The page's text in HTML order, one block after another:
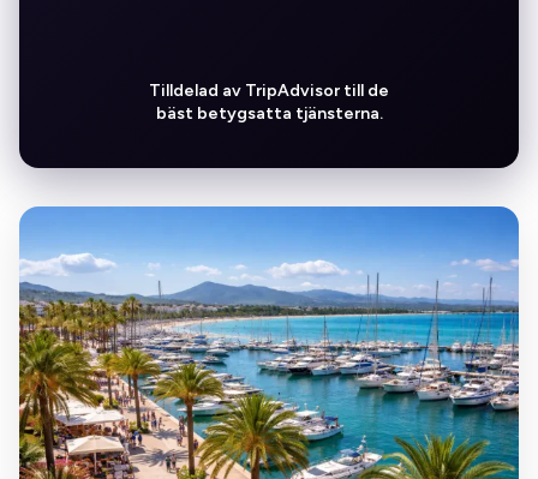
Tilldelad av TripAdvisor till de
bäst betygsatta tjänsterna.